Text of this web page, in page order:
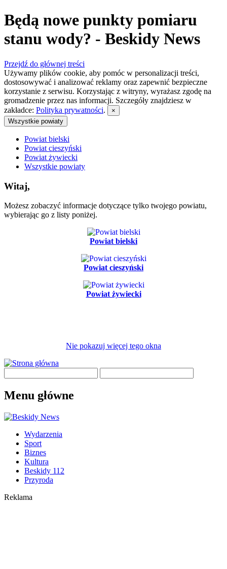
Będą nowe punkty pomiaru
stanu wody? - Beskidy News
Przejdź do głównej treści
Używamy plików cookie, aby pomóc w personalizacji treści,
dostosowywać i analizować reklamy oraz zapewnić bezpieczne
korzystanie z serwisu. Korzystając z witryny, wyrażasz zgodę na
gromadzenie przez nas informacji. Szczegóły znajdziesz w
zakładce: Polityka prywatności.
×
Wszystkie powiaty
Powiat bielski
Powiat cieszyński
Powiat żywiecki
Wszystkie powiaty
Witaj,
Możesz zobaczyć informacje dotyczące tylko twojego powiatu,
wybierając go z listy poniżej.
Powiat bielski
Powiat cieszyński
Powiat żywiecki
Nie pokazuj więcej tego okna
Menu główne
Wydarzenia
Sport
Biznes
Kultura
Beskidy 112
Przyroda
Reklama